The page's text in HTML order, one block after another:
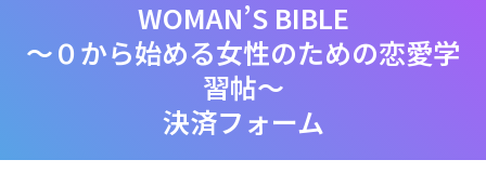
WOMAN’S BIBLE
～０から始める女性のための恋愛学
習帖～
決済フォーム